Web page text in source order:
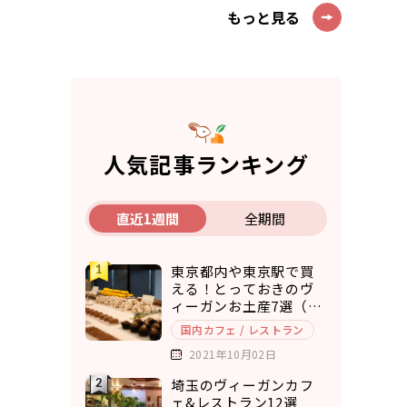
もっと見る
人気記事ランキング
直近1週間 全期間
東京都内や東京駅で買
える！とっておきのヴ
ィーガンお土産7選（ア
マゾンで購入できるも
のもご紹介）
国内カフェ / レストラン
2021年10月02日
埼玉のヴィーガンカフ
ェ&レストラン12選